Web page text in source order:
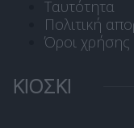
Ταυτότητα
Πολιτική
Όροι χρήσης
ΚΙΟΣΚΙ